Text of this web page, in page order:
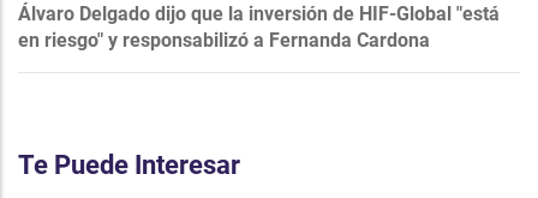
Álvaro Delgado dijo que la inversión de HIF-Global "está
en riesgo" y responsabilizó a Fernanda Cardona
Te Puede Interesar